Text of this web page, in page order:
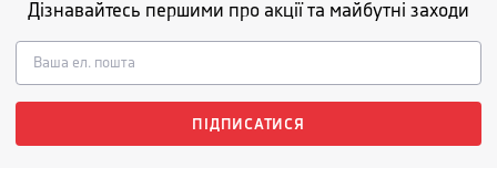
Дізнавайтесь першими про акції та майбутні заходи
ПІДПИСАТИСЯ